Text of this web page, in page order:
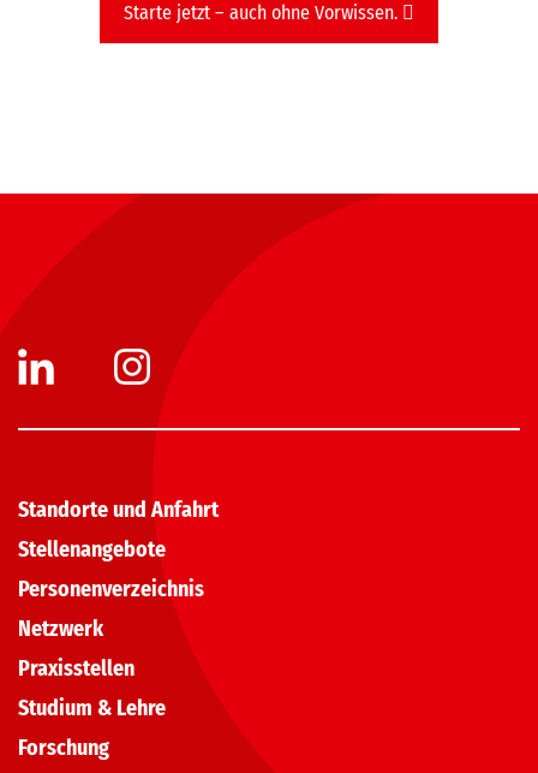
Starte jetzt – auch ohne Vorwissen.
Standorte und Anfahrt
Stellenangebote
Personenverzeichnis
Netzwerk
Praxisstellen
Studium & Lehre
Forschung